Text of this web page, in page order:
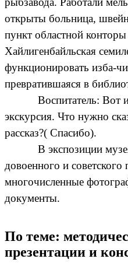
открыты больница,
пункт областной
Хайлигенбайльская
функционировать изба-
превратившаяся в
Воспитатель: Вот
экскурсия. Что нужно
рассказ?( Спасибо).
В экспозиции
довоенного и
многочисленные
документы.
По теме:
презентации и